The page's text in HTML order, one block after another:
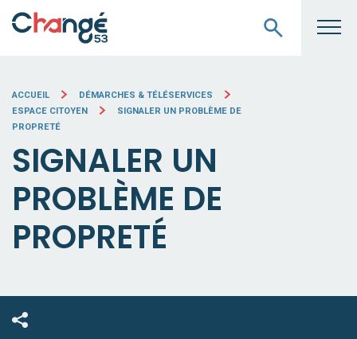
ACCUEIL
DÉMARCHES & TÉLÉSERVICES
ESPACE CITOYEN
SIGNALER UN PROBLÈME DE
PROPRETÉ
SIGNALER UN
PROBLÈME DE
PROPRETÉ